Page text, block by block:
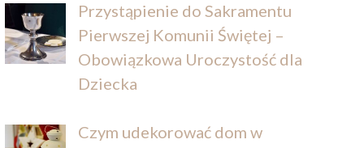
Przystąpienie do Sakramentu
Pierwszej Komunii Świętej –
Obowiązkowa Uroczystość dla
Dziecka
Czym udekorować dom w